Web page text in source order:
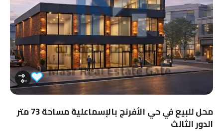
محل للبيع في حي الأفرنج بالإسماعلية مساحة 73 متر
الدور الثالث